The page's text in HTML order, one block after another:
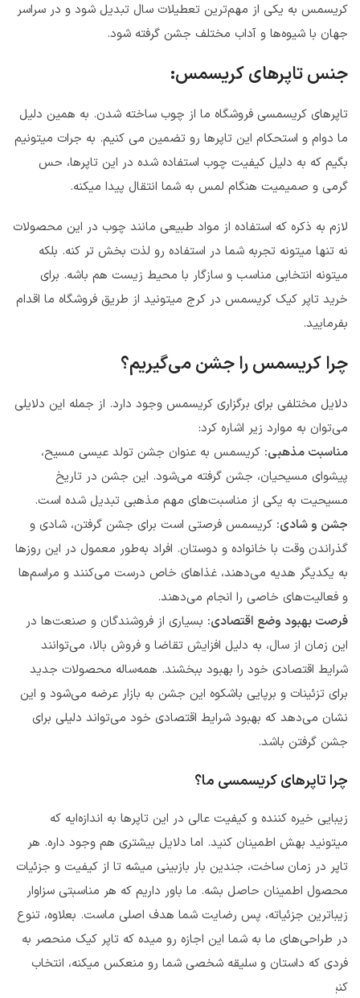
کریسمس به یکی از مهم‌ترین تعطیلات سال تبدیل شود و در سراسر
جهان با شیوه‌ها و آداب مختلف جشن گرفته شود.
جنس تاپرهای کریسمس:
تاپرهای کریسمسی فروشگاه ما از چوب ساخته شدن. به همین دلیل
ما دوام و استحکام این تاپرها رو تضمین می کنیم. به جرات میتونیم
بگیم که به دلیل کیفیت چوب استفاده شده در این تاپرها، حس
گرمی و صمیمیت هنگام لمس به شما انتقال پیدا میکنه.
لازم به ذکره که استفاده از مواد طبیعی مانند چوب در این محصولات
نه تنها میتونه تجربه شما در استفاده رو لذت بخش تر کنه. بلکه
میتونه انتخابی مناسب و سازگار با محیط زیست هم باشه. برای
خرید تاپر کیک کریسمس در کرج میتونید از طریق فروشگاه ما اقدام
بفرمایید.
چرا کریسمس را جشن می‌گیریم؟
دلایل مختلفی برای برگزاری کریسمس وجود دارد. از جمله این دلایلی
می‌توان به موارد زیر اشاره کرد:
مناسبت مذهبی: کریسمس به عنوان جشن تولد عیسی مسیح،
پیشوای مسیحیان، جشن‌ گرفته می‌شود. این جشن در تاریخ
مسیحیت به یکی از مناسبت‌های مهم مذهبی تبدیل شده است.
جشن و شادی: کریسمس فرصتی است برای جشن گرفتن، شادی و
گذراندن وقت با خانواده و دوستان. افراد به‌طور معمول در این روزها
به یکدیگر هدیه می‌دهند، غذاهای خاص درست می‌کنند و مراسم‌ها
و فعالیت‌های خاصی را انجام می‌دهند.
فرصت بهبود وضع اقتصادی: بسیاری از فروشندگان و صنعت‌ها در
این زمان از سال، به دلیل افزایش تقاضا و فروش بالا، می‌توانند
شرایط اقتصادی خود را بهبود ببخشند. همه‌ساله محصولات جدید
برای تزئینات و برپایی باشکوه این جشن به بازار عرضه می‌شود و این
نشان می‌دهد که بهبود شرایط اقتصادی خود می‌تواند دلیلی برای
جشن گرفتن باشد.
چرا تاپرهای کریسمسی ما؟
زیبایی خیره کننده و کیفیت عالی در این تاپرها به اندازه‌ایه که
میتونید بهش اطمینان کنید. اما دلایل بیشتری هم وجود داره. هر
تاپر در زمان ساخت، جندین بار بازبینی میشه تا از کیفیت و جزئیات
محصول اطمینان حاصل بشه. ما باور داریم که هر مناسبتی سزاوار
زیباترین جزئیاته، پس رضایت شما هدف اصلی ماست. بعلاوه، تنوع
در طراحی‌های ما به شما این اجازه رو میده که تاپر کیک منحصر به
فردی که داستان و سلیقه شخصی شما رو منعکس میکنه، انتخاب
کنید.